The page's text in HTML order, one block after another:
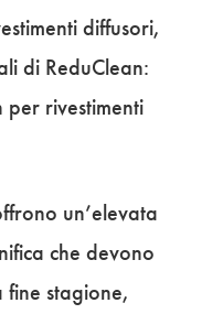
diffusori,
di ReduClean:
per rivestimenti
un’elevata
che devono
fine stagione,